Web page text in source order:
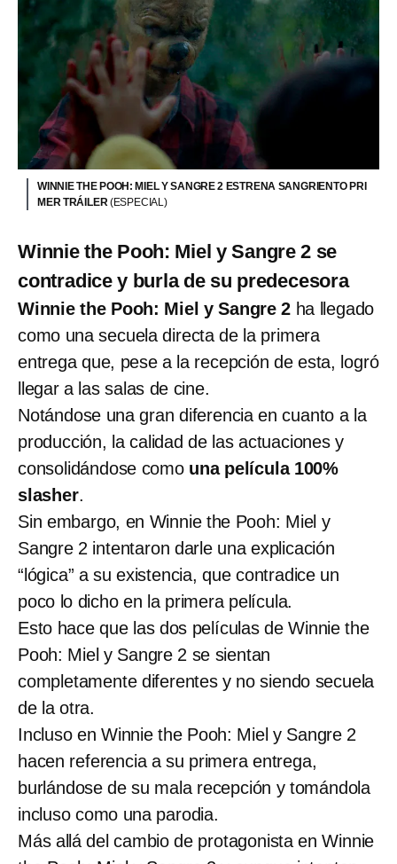
WINNIE THE POOH: MIEL Y SANGRE 2 ESTRENA SANGRIENTO PRI
MER TRÁILER(ESPECIAL)
Winnie the Pooh: Miel y Sangre 2 se
contradice y burla de su predecesora
Winnie the Pooh: Miel y Sangre 2 ha llegado
como una secuela directa de la primera
entrega que, pese a la recepción de esta, logró
llegar a las salas de cine.
Notándose una gran diferencia en cuanto a la
producción, la calidad de las actuaciones y
consolidándose comouna película 100%
slasher.
Sin embargo, en Winnie the Pooh: Miel y
Sangre 2 intentaron darle una explicación
“lógica” a su existencia, que contradice un
poco lo dicho en la primera película.
Esto hace que las dos películas de Winnie the
Pooh: Miel y Sangre 2 se sientan
completamente diferentes y no siendo secuela
de la otra.
Incluso en Winnie the Pooh: Miel y Sangre 2
hacen referencia a su primera entrega,
burlándose de su mala recepción y tomándola
incluso como una parodia.
Más allá del cambio de protagonista en Winnie